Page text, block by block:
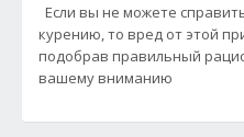
Если вы не можете
курению, то вред от этой
подобрав правильный
вашему вниманию